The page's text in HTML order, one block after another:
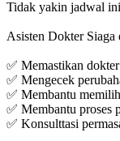
Tidak yakin jadwal
Asisten Dokter Siaga
✅ Memastikan
✅ Mengecek
✅ Membantu
✅ Membantu proses
✅ Konsulttasi